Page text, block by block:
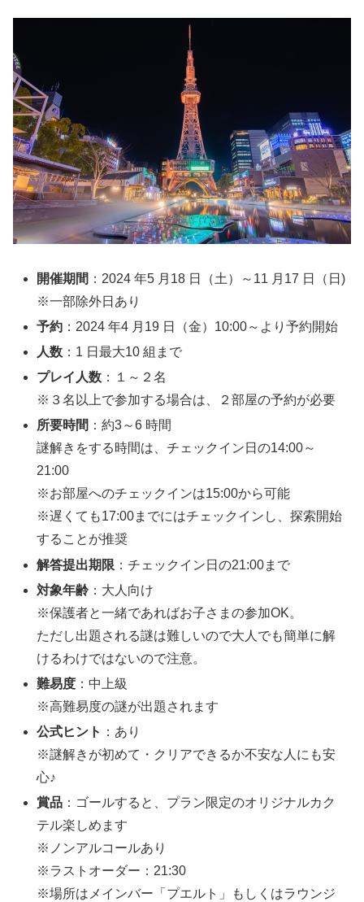
開催期間 ：2024 年5 月18 日（土）～11 月17 日（日)
※一部除外日あり
予約 ：2024 年4 月19 日（金）10:00～より予約開始
人数 ：1 日最大10 組まで
プレイ人数 ：１～２名
※３名以上で参加する場合は、２部屋の予約が必要
所要時間 ：約3～6 時間
謎解きをする時間は、チェックイン日の14:00～
21:00
※お部屋へのチェックインは15:00から可能
※遅くても17:00までにはチェックインし、探索開始
することが推奨
解答提出期限 ：チェックイン日の21:00まで
対象年齢 ：大人向け
※保護者と一緒であればお子さまの参加OK。
ただし出題される謎は難しいので大人でも簡単に解
けるわけではないので注意。
難易度 ：中上級
※高難易度の謎が出題されます
公式ヒント ：あり
※謎解きが初めて・クリアできるか不安な人にも安
心♪
賞品 ：ゴールすると、プラン限定のオリジナルカク
テル楽しめます
※ノンアルコールあり
※ラストオーダー：21:30
※場所はメインバー「プエルト」もしくはラウンジ